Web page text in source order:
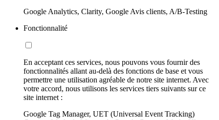
Google Analytics, Clarity, Google Avis clients, A/B-Testing
Fonctionnalité
En acceptant ces services, nous pouvons vous fournir des
fonctionnalités allant au-delà des fonctions de base et vous
permettre une utilisation agréable de notre site internet. Avec
votre accord, nous utilisons les services tiers suivants sur ce
site internet :
Google Tag Manager, UET (Universal Event Tracking)